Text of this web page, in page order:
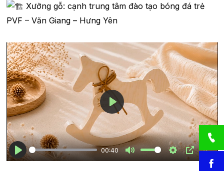
Xưởng gỗ: cạnh trung tâm đào tạo bóng đá trẻ
PVF – Văn Giang – Hưng Yên
00:40
P
l
a
y